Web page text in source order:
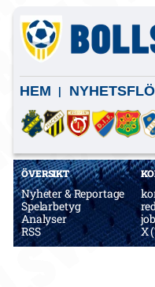
HEM
ÖVERSIKT
Nyheter & Reportage
Spelarbetyg
Analyser
RSS
X